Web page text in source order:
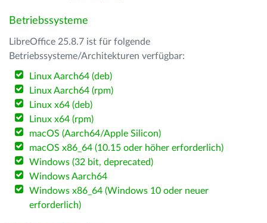
Betriebssysteme
LibreOffice 25.8.7 ist für folgende
Betriebssysteme/Architekturen verfügbar:
Linux Aarch64 (deb)
Linux Aarch64 (rpm)
Linux x64 (deb)
Linux x64 (rpm)
macOS (Aarch64/Apple Silicon)
macOS x86_64 (10.15 oder höher erforderlich)
Windows (32 bit, deprecated)
Windows Aarch64
Windows x86_64 (Windows 10 oder neuer
erforderlich)